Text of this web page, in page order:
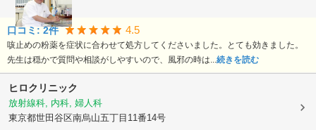
口コミ: 2件 4.5
咳止めの粉薬を症状に合わせて処方してくださいました。とても効きました。
先生は穏かで質問や相談がしやすいので、風邪の時は...続きを読む
ヒロクリニック
放射線科, 内科, 婦人科
東京都世田谷区南烏山五丁目11番14号